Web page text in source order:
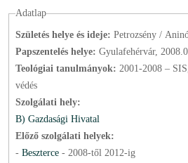
Adatlap
Születés helye és ideje: Petrozsény /
Papszentelés helye: Gyulafehérvár,
Teológiai tanulmányok: 2001-2008 – SIS, 2016 – plébánosi vizsga, 2020 –
védés
Szolgálati hely:
B) Gazdasági Hivatal
Előző szolgálati helyek:
- Beszterce - 2008-től 2012-ig